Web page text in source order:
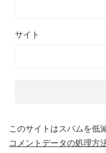
サイト
このサイトはスパムを低
コメントデータの処理方